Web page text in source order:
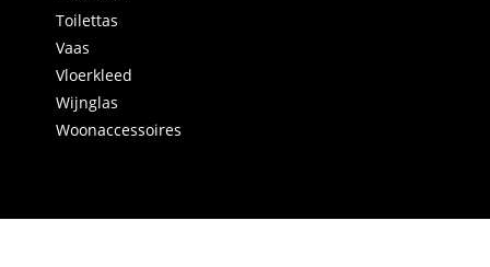
Toilettas
Vaas
Vloerkleed
Wijnglas
Woonaccessoires